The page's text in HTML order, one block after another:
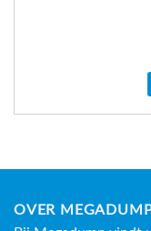
OVER